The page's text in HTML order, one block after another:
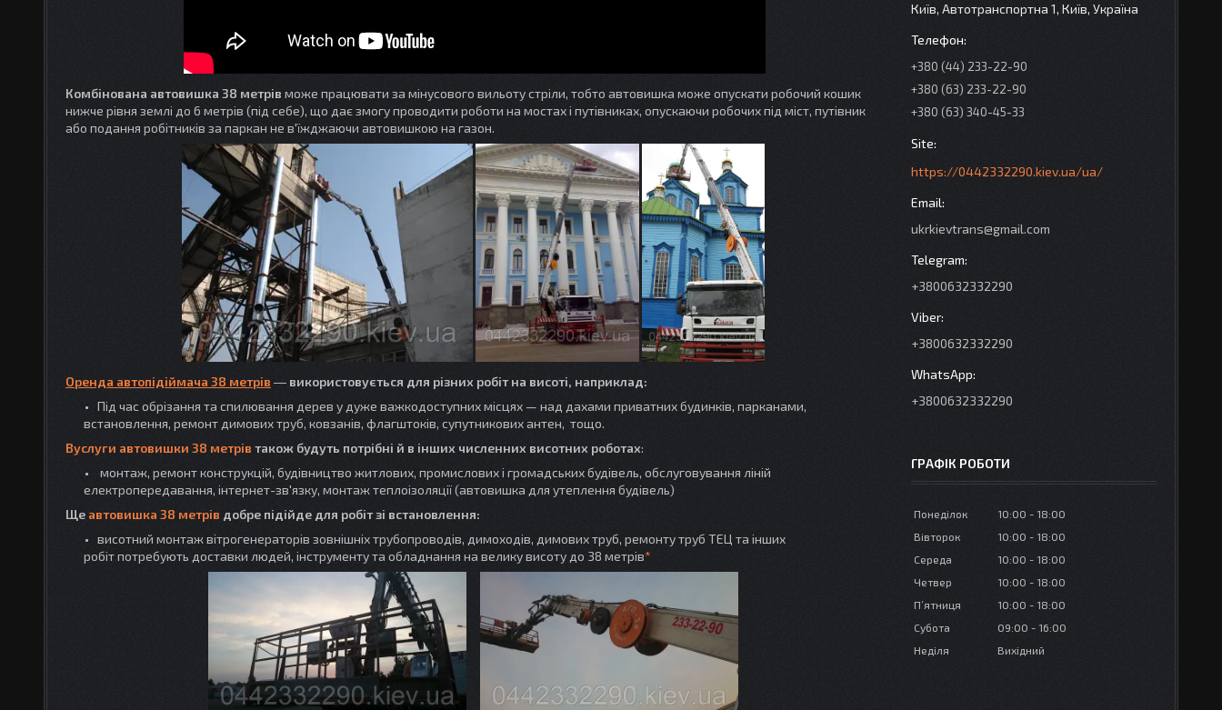
Комбінована автовишка 38 метрів може працювати за мінусового вильоту стріли, тобто автовишка може опускати робочий кошик
нижче рівня землі до 6 метрів (під себе), що дає змогу проводити роботи на мостах і путівниках, опускаючи робочих під міст, путівник
або подання робітників за паркан не в'їжджаючи автовишкою на газон.
Оренда автопідіймача 38 метрів ― використовується для різних робіт на висоті, наприклад:
Під час обрізання та спилювання дерев у дуже важкодоступних місцях — над дахами приватних будинків, парканами,
встановлення, ремонт димових труб, ковзанів, флагштоків, супутникових антен, тощо.
Вуслуги автовишки 38 метрів також будуть потрібні й в інших численних висотних роботах:
монтаж, ремонт конструкцій, будівництво житлових, промислових і громадських будівель, обслуговування ліній
електропередавання, інтернет-зв'язку, монтаж теплоізоляції (автовишка для утеплення будівель)
Ще автовишка 38 метрів добре підійде для робіт зі встановлення:
висотний монтаж вітрогенераторів зовнішніх трубопроводів, димоходів, димових труб, ремонту труб ТЕЦ та інших
робіт потребують доставки людей, інструменту та обладнання на велику висоту до 38 метрів*
Київ, Автотранспортна 1, Київ, Україна
+380 (44) 233-22-90
+380 (63) 233-22-90
+380 (63) 340-45-33
https://0442332290.kiev.ua/ua/
ukrkievtrans@gmail.com
+3800632332290
+3800632332290
+3800632332290
ГРАФІК РОБОТИ
Понеділок 10:00
18:00
Вівторок
10:00
18:00
Середа
10:00
18:00
Четвер
10:00
18:00
Пʼятниця
10:00
18:00
Субота
09:00
16:00
Неділя
Вихідний